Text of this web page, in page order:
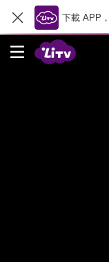
下載 APP